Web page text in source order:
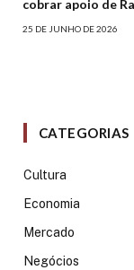
cobrar apoio de
25 DE JUNHO DE 2026
CATEGORIAS
Cultura
Economia
Mercado
Negócios